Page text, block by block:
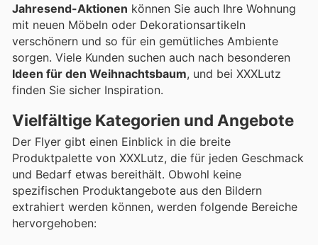
Jahresend-Aktionen können Sie auch Ihre Wohnung
mit neuen Möbeln oder Dekorationsartikeln
verschönern und so für ein gemütliches Ambiente
sorgen. Viele Kunden suchen auch nach besonderen
Ideen für den Weihnachtsbaum, und bei XXXLutz
finden Sie sicher Inspiration.
Vielfältige Kategorien und Angebote
Der Flyer gibt einen Einblick in die breite
Produktpalette von XXXLutz, die für jeden Geschmack
und Bedarf etwas bereithält. Obwohl keine
spezifischen Produktangebote aus den Bildern
extrahiert werden können, werden folgende Bereiche
hervorgehoben: